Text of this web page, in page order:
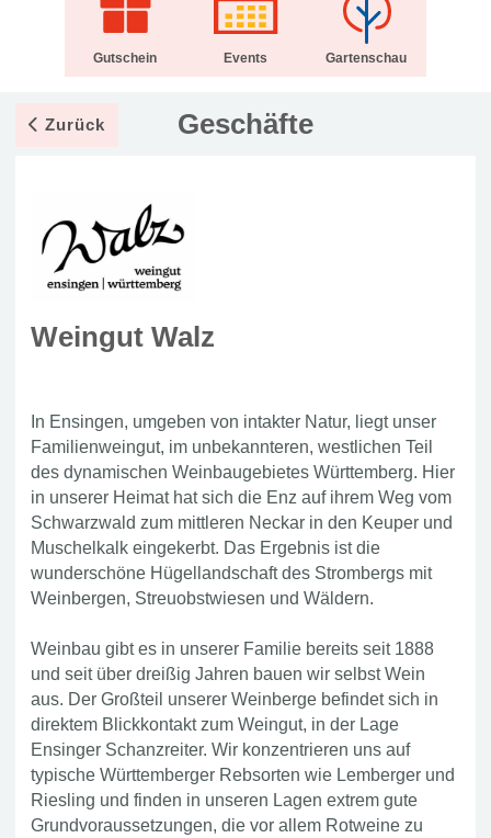
Gutschein Events Gartenschau
Zurück Geschäfte
Weingut Walz
In Ensingen, umgeben von intakter Natur, liegt unser
Familienweingut, im unbekannteren, westlichen Teil
des dynamischen Weinbaugebietes Württemberg. Hier
in unserer Heimat hat sich die Enz auf ihrem Weg vom
Schwarzwald zum mittleren Neckar in den Keuper und
Muschelkalk eingekerbt. Das Ergebnis ist die
wunderschöne Hügellandschaft des Strombergs mit
Weinbergen, Streuobstwiesen und Wäldern.
Weinbau gibt es in unserer Familie bereits seit 1888
und seit über dreißig Jahren bauen wir selbst Wein
aus. Der Großteil unserer Weinberge befindet sich in
direktem Blickkontakt zum Weingut, in der Lage
Ensinger Schanzreiter. Wir konzentrieren uns auf
typische Württemberger Rebsorten wie Lemberger und
Riesling und finden in unseren Lagen extrem gute
Grundvoraussetzungen, die vor allem Rotweine zu